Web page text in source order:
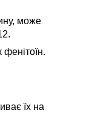
може
фенітоїн.
їх на